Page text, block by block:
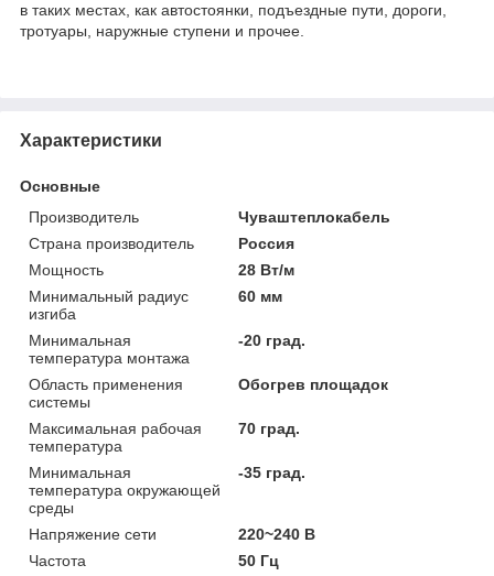
в таких местах, как автостоянки, подъездные пути, дороги,
тротуары, наружные ступени и прочее.
Характеристики
Основные
Производитель
Чуваштеплокабель
Страна производитель
Россия
Мощность
28 Вт/м
Минимальный радиус
изгиба
60 мм
Минимальная
температура монтажа
-20 град.
Область применения
системы
Обогрев площадок
Максимальная рабочая
температура
70 град.
Минимальная
температура окружающей
среды
-35 град.
Напряжение сети
220~240 В
Частота
50 Гц